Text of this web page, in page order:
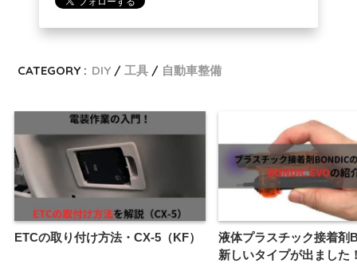
CATEGORY : DIY 工具 自動車整備
ETCの取り付け方法・CX-5（KF）
液体プラスチック接着剤
新しいタイプが出ました